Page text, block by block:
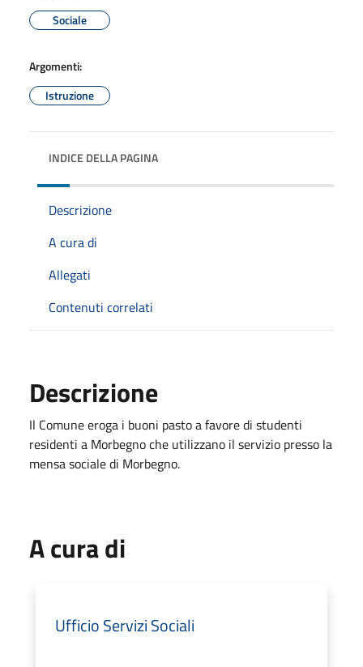
Sociale
Argomenti:
Istruzione
INDICE DELLA PAGINA
Descrizione
A cura di
Allegati
Contenuti correlati
Descrizione
Il Comune eroga i buoni pasto a favore di studenti
residenti a Morbegno che utilizzano il servizio presso la
mensa sociale di Morbegno.
A cura di
Ufficio Servizi Sociali